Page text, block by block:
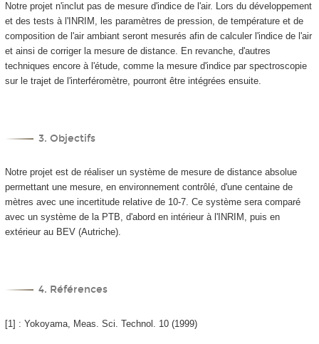
Notre projet n'inclut pas de mesure d'indice de l'air. Lors du développement
et des tests à l'INRIM, les paramètres de pression, de température et de
composition de l'air ambiant seront mesurés afin de calculer l'indice de l'air
et ainsi de corriger la mesure de distance. En revanche, d'autres
techniques encore à l'étude, comme la mesure d'indice par spectroscopie
sur le trajet de l'interféromètre, pourront être intégrées ensuite.
3. Objectifs
Notre projet est de réaliser un système de mesure de distance absolue
permettant une mesure, en environnement contrôlé, d'une centaine de
mètres avec une incertitude relative de 10-7. Ce système sera comparé
avec un système de la PTB, d'abord en intérieur à l'INRIM, puis en
extérieur au BEV (Autriche).
4. Références
[1] : Yokoyama, Meas. Sci. Technol. 10 (1999)